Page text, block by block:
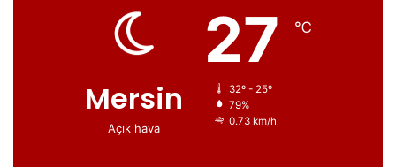
Mersin
Açık hava
27 ℃
32º - 25º
79%
0.73 km/h